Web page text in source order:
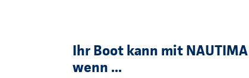
Ihr Boot kann mit
wenn ...